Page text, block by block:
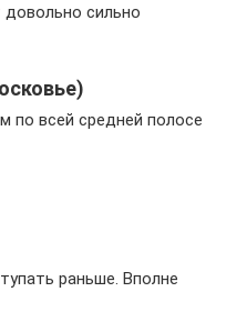
сильно
всей средней полосе
раньше. Вполне